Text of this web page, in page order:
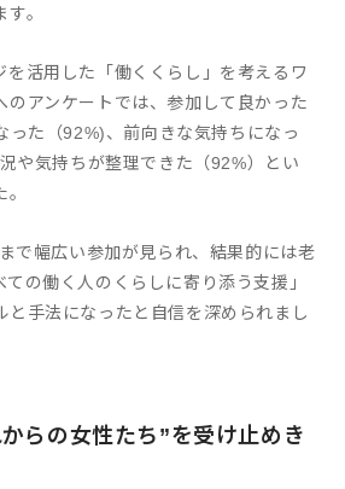
。
を活用した「働くくらし」を考えるワ
のアンケートでは、参加して良かった
った（92%)、前向きな気持ちになっ
や気持ちが整理できた（92%）とい
で幅広い参加が見られ、結果的には老
の働く人のくらしに寄り添う支援」
と手法になったと自信を深められまし
らの女性たち”を受け止めき